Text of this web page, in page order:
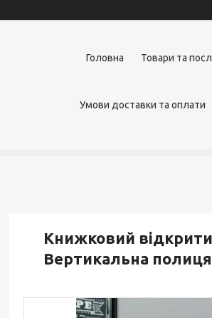
Головна Товари та
Умови доставки та оплати
Книжковий
Вертикальна